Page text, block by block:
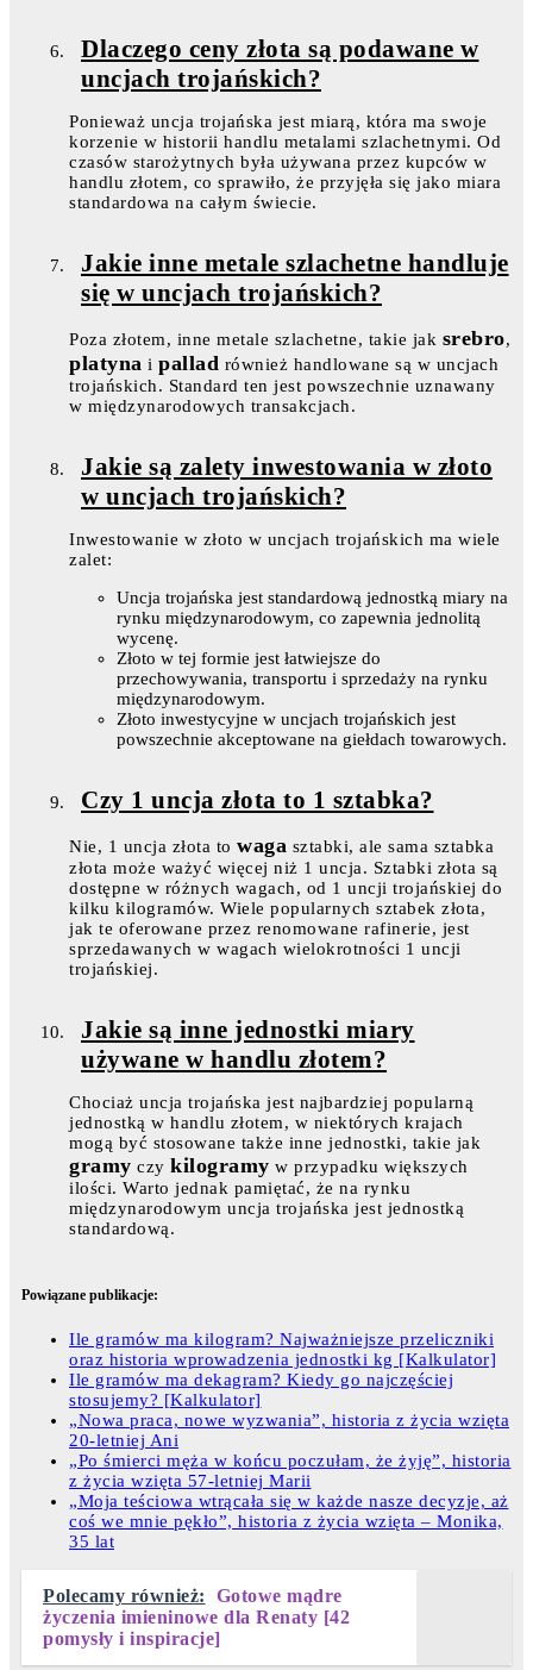
Dlaczego ceny złota są podawane w
uncjach trojańskich?
Ponieważ uncja trojańska jest miarą, która ma swoje
korzenie w historii handlu metalami szlachetnymi. Od
czasów starożytnych była używana przez kupców w
handlu złotem, co sprawiło, że przyjęła się jako miara
standardowa na całym świecie.
Jakie inne metale szlachetne handluje
się w uncjach trojańskich?
Poza złotem, inne metale szlachetne, takie jak srebro,
platyna i pallad również handlowane są w uncjach
trojańskich. Standard ten jest powszechnie uznawany
w międzynarodowych transakcjach.
Jakie są zalety inwestowania w złoto
w uncjach trojańskich?
Inwestowanie w złoto w uncjach trojańskich ma wiele
zalet:
Uncja trojańska jest standardową jednostką miary na
rynku międzynarodowym, co zapewnia jednolitą
wycenę.
Złoto w tej formie jest łatwiejsze do
przechowywania, transportu i sprzedaży na rynku
międzynarodowym.
Złoto inwestycyjne w uncjach trojańskich jest
powszechnie akceptowane na giełdach towarowych.
Czy 1 uncja złota to 1 sztabka?
Nie, 1 uncja złota to waga sztabki, ale sama sztabka
złota może ważyć więcej niż 1 uncja. Sztabki złota są
dostępne w różnych wagach, od 1 uncji trojańskiej do
kilku kilogramów. Wiele popularnych sztabek złota,
jak te oferowane przez renomowane rafinerie, jest
sprzedawanych w wagach wielokrotności 1 uncji
trojańskiej.
Jakie są inne jednostki miary
używane w handlu złotem?
Chociaż uncja trojańska jest najbardziej popularną
jednostką w handlu złotem, w niektórych krajach
mogą być stosowane także inne jednostki, takie jak
gramy czy kilogramy w przypadku większych
ilości. Warto jednak pamiętać, że na rynku
międzynarodowym uncja trojańska jest jednostką
standardową.
Powiązane publikacje:
Ile gramów ma kilogram? Najważniejsze przeliczniki
oraz historia wprowadzenia jednostki kg [Kalkulator]
Ile gramów ma dekagram? Kiedy go najczęściej
stosujemy? [Kalkulator]
„Nowa praca, nowe wyzwania”, historia z życia wzięta
20-letniej Ani
„Po śmierci męża w końcu poczułam, że żyję”, historia
z życia wzięta 57-letniej Marii
„Moja teściowa wtrącała się w każde nasze decyzje, aż
coś we mnie pękło”, historia z życia wzięta – Monika,
35 lat
Polecamy również:
Gotowe mądre
życzenia imieninowe dla Renaty [42
pomysły i inspiracje]